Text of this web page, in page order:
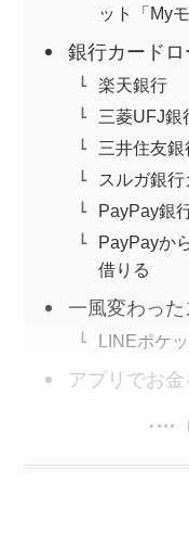
ット「Myモ
銀行カードロ
楽天銀行
三菱UFJ銀
三井住友銀
スルガ銀
PayPay銀
PayPayか
借りる
一風変わった
LINEポケ
アプリでお